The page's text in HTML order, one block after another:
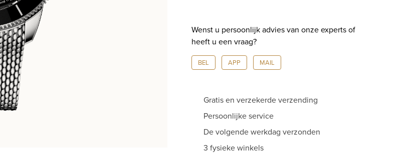
AB3112241B1A1
aantal
Wenst u persoonlijk advies van onze experts of
heeft u een vraag?
BEL APP MAIL
Gratis en verzekerde verzending
Persoonlijke service
De volgende werkdag verzonden
3 fysieke winkels